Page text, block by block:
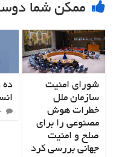
ممکن شما
شورای امنیت
سازمان ملل
خطرات هوش
مصنوعی را برای
صلح و امنیت
جهانی بررسی کرد
ده
۰